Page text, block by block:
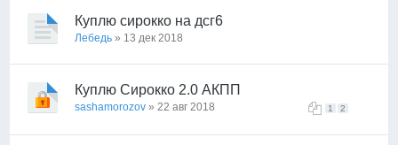
Куплю сирокко на дсг6
Лебедь » 13 дек 2018
Куплю Сирокко 2.0 АКПП
1 2
sashamorozov » 22 авг 2018